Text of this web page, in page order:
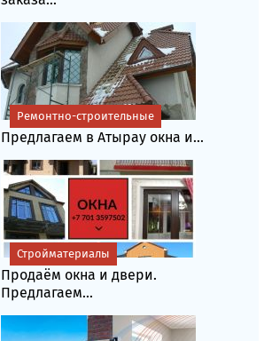
Предлагаем в Атырау окна и...
Ремонтно-строительные
Продаём окна и двери.
Предлагаем...
Стройматериалы